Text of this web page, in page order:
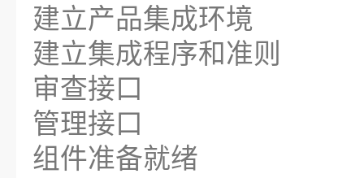
建立产品集成环境
建立集成程序和准则
审查接口
管理接口
组件准备就绪